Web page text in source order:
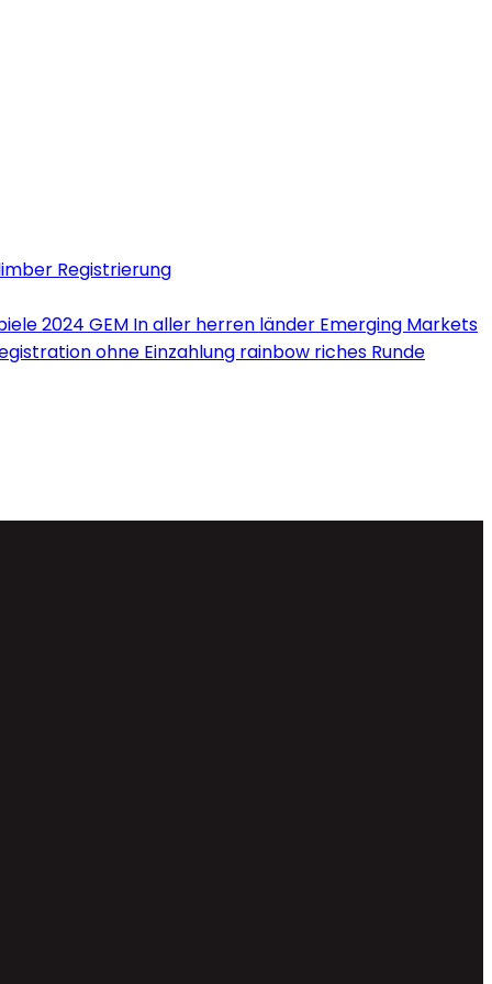
Registrierung
2024 GEM In aller herren länder Emerging Markets
ohne Einzahlung rainbow riches Runde